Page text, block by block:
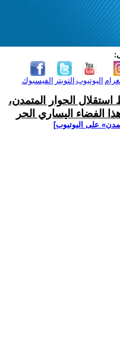
الفيسبوك التويتر اليوتيوب
استقلال الحوار المتمدن،
الفضاء اليساري الحر
على اليوتيوب]